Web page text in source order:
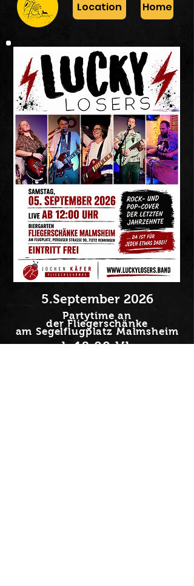
Location Home
5.September 2026
Partytime an
der Fliegerschänke
am Segelflugplatz Malmsheim
ab 12:00 Uhr